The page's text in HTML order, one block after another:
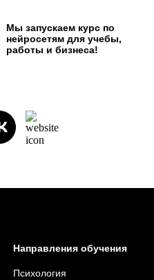
Мы запускаем курс по
нейросетям для учебы,
работы и бизнеса!
Направления обучения
Психология